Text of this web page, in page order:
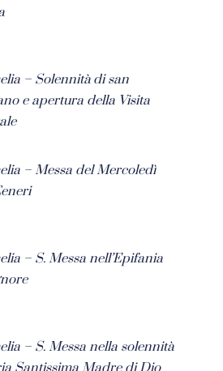
– Solennità di san
e apertura della Visita
– Messa del Mercoledì
– S. Messa nell’Epifania
– S. Messa nella solennità
Santissima Madre di Dio